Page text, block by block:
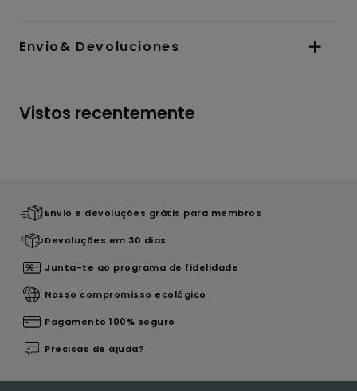
Envio& Devoluciones
Vistos recentemente
Envio e devoluções grátis para membros
Devoluções em 30 dias
Junta-te ao programa de fidelidade
Nosso compromisso ecológico
Pagamento 100% seguro
Precisas de ajuda?